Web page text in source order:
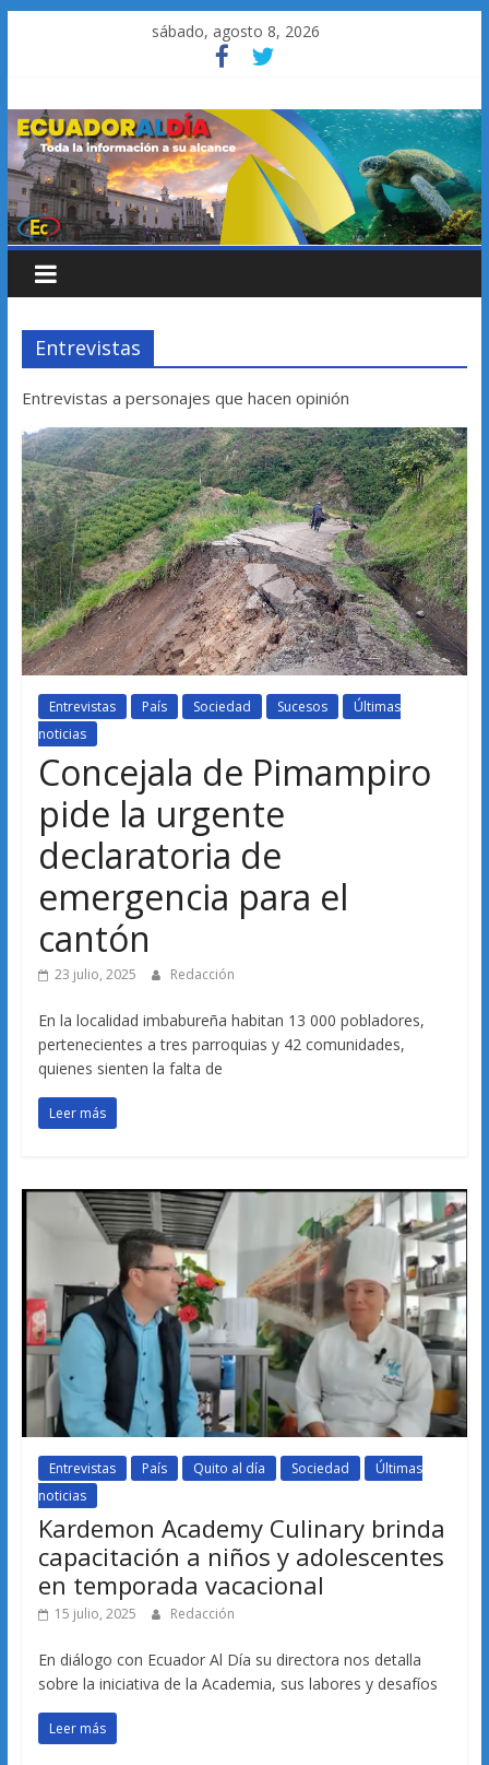
sábado, agosto 8, 2026
Entrevistas
Entrevistas a personajes que hacen opinión
Entrevistas País Sociedad Sucesos
Últimas
noticias
Concejala de Pimampiro
pide la urgente
declaratoria de
emergencia para el
cantón
23 julio, 2025 Redacción
En la localidad imbabureña habitan 13 000 pobladores,
pertenecientes a tres parroquias y 42 comunidades,
quienes sienten la falta de
Leer más
Entrevistas País Quito al día Sociedad
Últimas
noticias
Kardemon Academy Culinary brinda
capacitación a niños y adolescentes
en temporada vacacional
15 julio, 2025 Redacción
En diálogo con Ecuador Al Día su directora nos detalla
sobre la iniciativa de la Academia, sus labores y desafíos
Leer más